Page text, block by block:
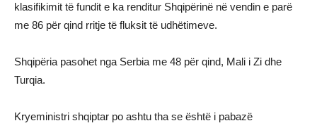
klasifikimit të fundit e ka renditur Shqipërinë në vendin e parë
me 86 për qind rritje të fluksit të udhëtimeve.
Shqipëria pasohet nga Serbia me 48 për qind, Mali i Zi dhe
Turqia.
Kryeministri shqiptar po ashtu tha se është i pabazë